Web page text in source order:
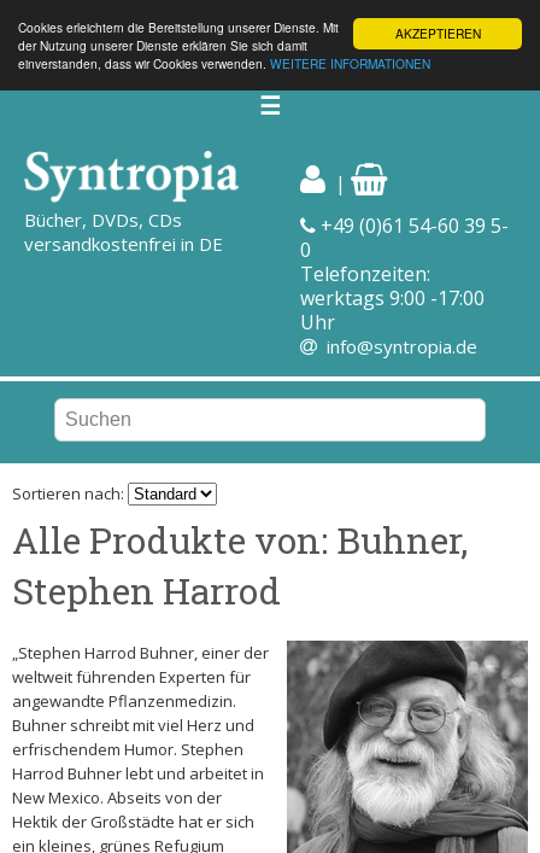
AKZEPTIEREN
Cookies erleichtern die Bereitstellung unserer Dienste. Mit
der Nutzung unserer Dienste erklären Sie sich damit
einverstanden, dass wir Cookies verwenden. WEITERE INFORMATIONEN
☰
Bücher, DVDs, CDs
versandkostenfrei in DE
|
+49 (0)61 54-60 39 5-
0
Telefonzeiten:
werktags 9:00 -17:00
Uhr
info@syntropia.de
Sortieren nach:
Alle Produkte von: Buhner,
Stephen Harrod
„Stephen Harrod Buhner, einer der
weltweit führenden Experten für
angewandte Pflanzenmedizin.
Buhner schreibt mit viel Herz und
erfrischendem Humor. Stephen
Harrod Buhner lebt und arbeitet in
New Mexico. Abseits von der
Hektik der Großstädte hat er sich
ein kleines, grünes Refugium